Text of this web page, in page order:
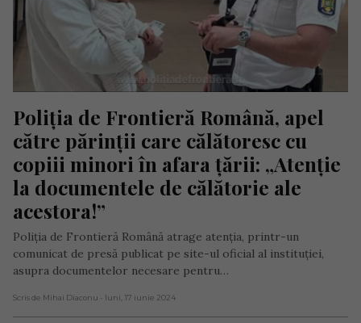
Poliția de Frontieră Română, apel
către părinții care călătoresc cu
copiii minori în afara țării: „Atenţie
la documentele de călătorie ale
acestora!”
Poliția de Frontieră Română atrage atenția, printr-un
comunicat de presă publicat pe site-ul oficial al instituției,
asupra documentelor necesare pentru…
Scris de Mihai Diaconu - luni, 17 iunie 2024